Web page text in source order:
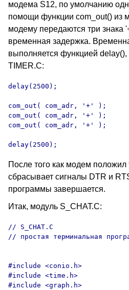
модема S12, по умолчанию
помощи функции com_out() из
модему передаются три знака
временная задержка.
выполняется функцией
TIMER.C:
delay(2500);
com_out( com_adr, '+' );
com_out( com_adr, '+' );
com_out( com_adr, '+' );
delay(2500);
После того как модем положил
сбрасывает сигналы DTR и
программы завершается.
Итак, модуль S_CHAT.C:
// S_CHAT.C
// простая терминальная
#include <conio.h>
#include <time.h>
#include <graph.h>